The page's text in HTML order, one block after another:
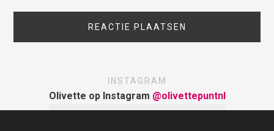
INSTAGRAM
Olivette op Instagram @olivettepuntnl